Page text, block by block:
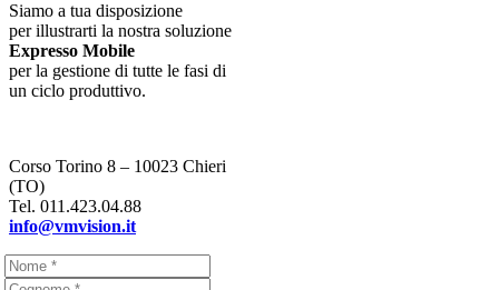
Siamo a tua disposizione
per illustrarti la nostra soluzione
Expresso Mobile
per la gestione di tutte le fasi di
un ciclo produttivo.
Corso Torino 8 – 10023 Chieri
(TO)
Tel. 011.423.04.88
info@vmvision.it